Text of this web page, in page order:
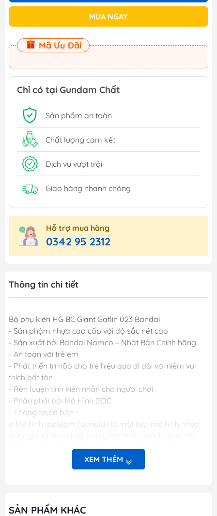
MUA NGAY
Mã Ưu Đãi
Chỉ có tại Gundam Chất
Sản phẩm an toàn
Chất lượng cam kết
Dịch vụ vượt trội
Giao hàng nhanh chóng
Hỗ trợ mua hàng
0342 95 2312
Thông tin chi tiết
Bộ phụ kiện HG BC Giant Gatlin 023 Bandai
- Sản phậm nhựa cao cấp với độ sắc nét cao
- Sản xuất bởi Bandai Namco – Nhật Bản Chính hãng
- An toàn với trẻ em
- Phát triển trí não cho trẻ hiệu quả đi đôi với niềm vui
thích bất tận
- Rèn luyện tính kiên nhẫn cho người chơi
- Phân phối bởi Mô Hình GDC
- Thông tin cơ bản :
o Mô hình gundam (gunpla) là một loại mô hình nhựa
được gọi là part (bộ phận), khi lắp ráp các part lại với
nhau sẽ được mô hình hoàn chỉnh. Các mảnh nhựa rời
này được gắn trên khung nhựa gọi là runner. Mỗi một
trong giới thiệu sơ lược về mẫu Gundam trong hộp và
XEM THÊM
SẢN PHẨM KHÁC